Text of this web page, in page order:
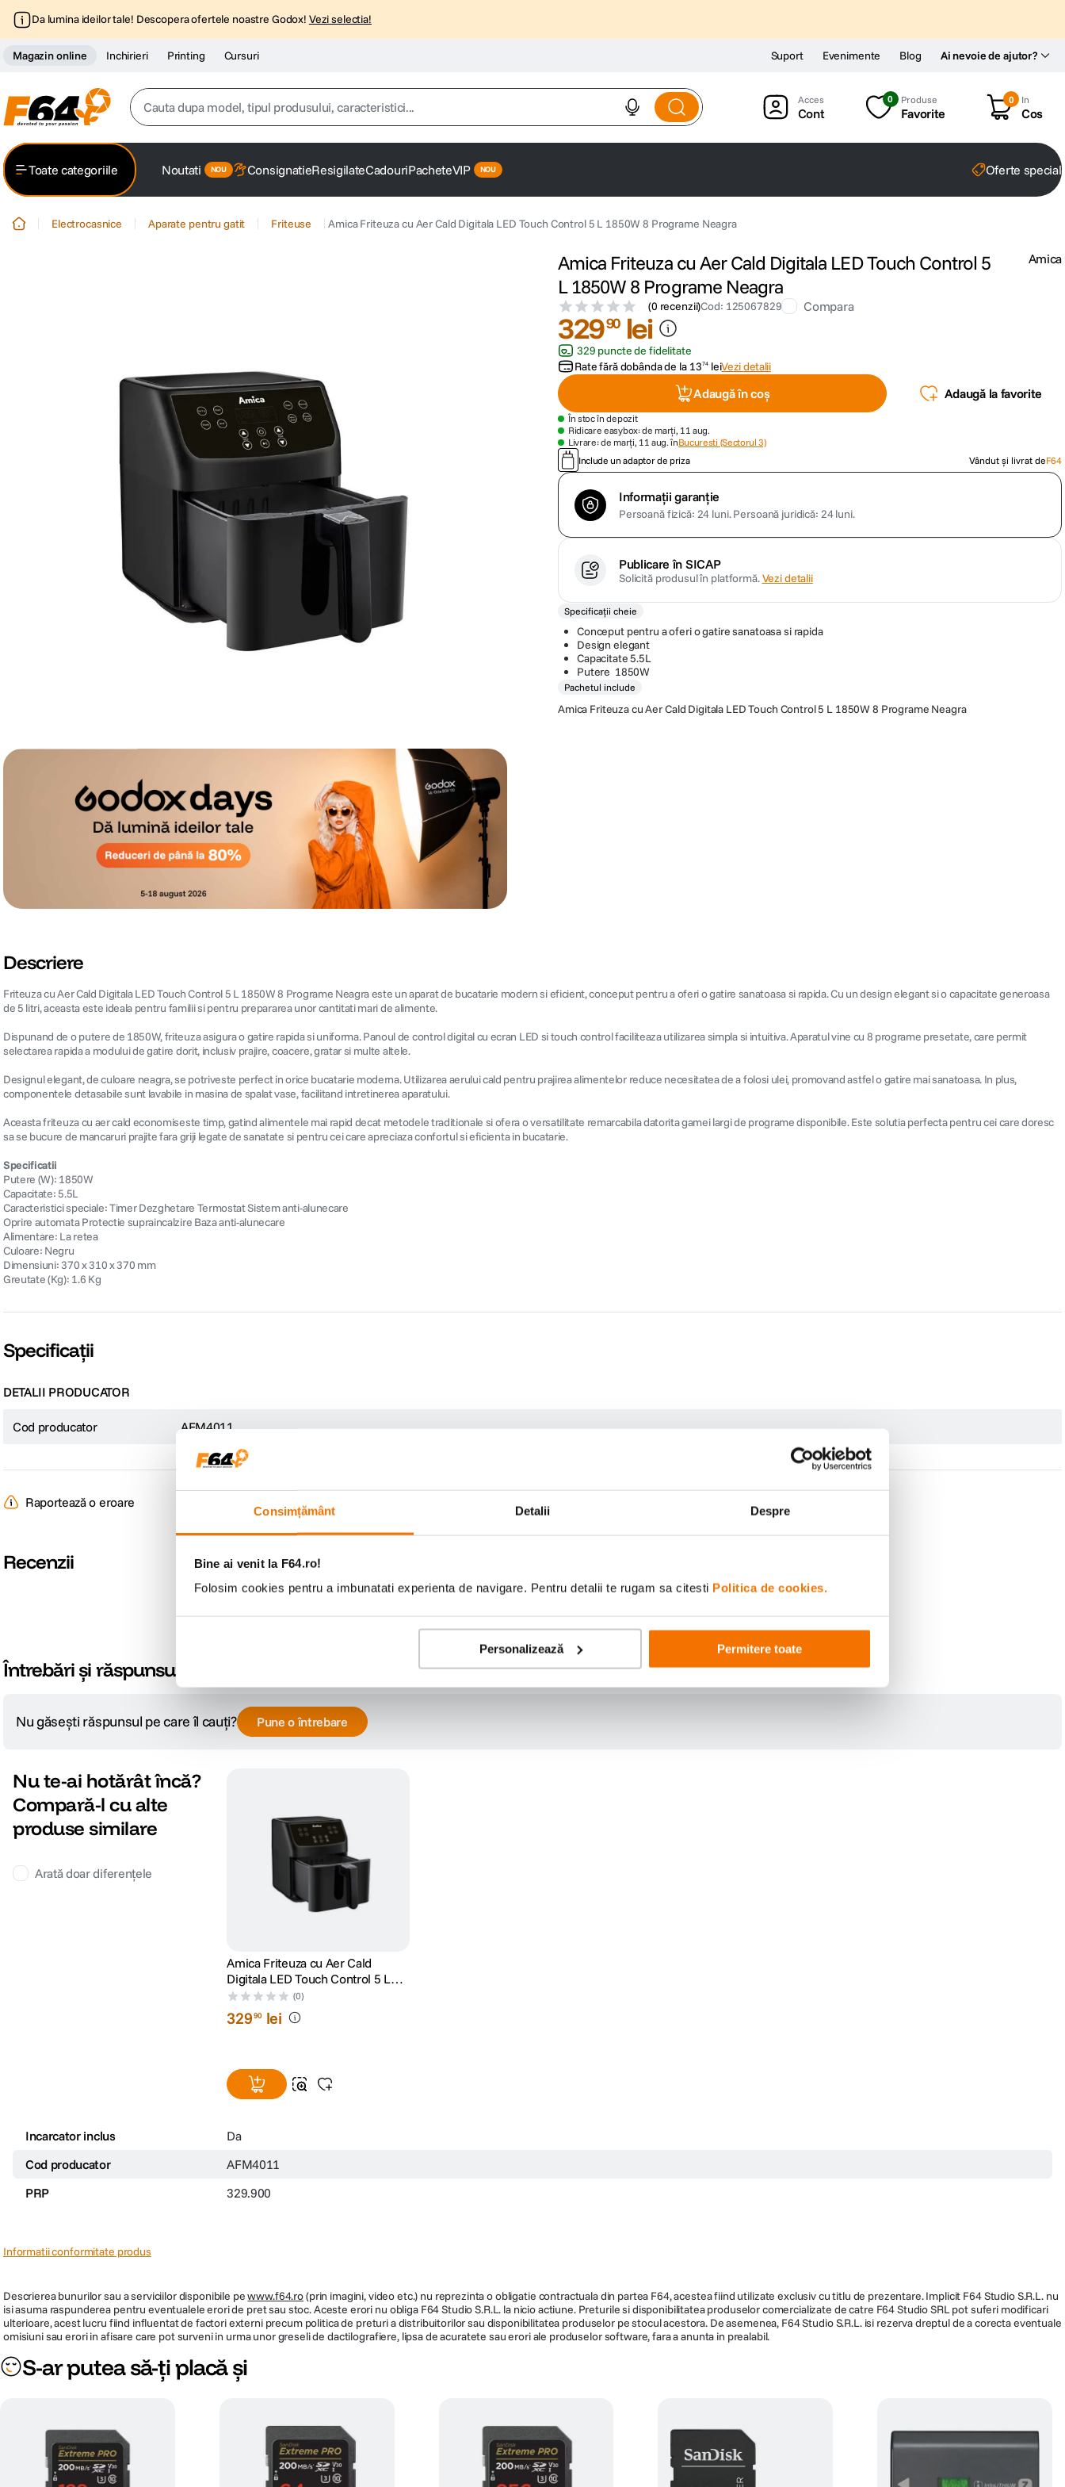
Consimțământ Detalii Despre
Bine ai venit la F64.ro!
Folosim cookies pentru a imbunatati experienta de navigare. Pentru detalii te rugam sa citesti Politica de cookies.
Personalizează Permitere toate
Da lumina ideilor tale! Descopera ofertele noastre Godox! Vezi selectia!
Magazin online Inchirieri Printing Cursuri Ai nevoie de ajutor?
Suport Evenimente Blog
Cauta dupa model, tipul produsului, caracteristici...
2. trepied
6 lavaliera
7 card memorie
ulanzi
insta 360
Cont
0 Produse
Favorite
0 In
Cos
Toate categoriile Noutati ConsignatieResigilateCadouriPacheteVIP Oferte
Electrocasnice Aparate pentru gatit Friteuse Amica Friteuza cu Aer Cald Digitala LED Touch Control 5 L 1850W 8 Programe Neagra
Amica Friteuza cu Aer Cald Digitala LED Touch Control 5
L 1850W 8 Programe Neagra
(0 recenzii)Cod: 125067829 Compara
Amica
32990 lei
329 puncte de fidelitate
Rate fără dobânda de la 1374 leiVezi detalii
Adaugă în coș Adaugă la favorite
În stoc în depozit
Ridicare easybox: de marți, 11 aug.
Livrare: de marți, 11 aug. înBucuresti (Sectorul 3)
Include un adaptor de priza
Vândut și livrat deF64
Informații garanție
Persoană fizică: 24 luni.Persoană juridică: 24 luni.
Publicare în SICAP
Solicită produsul în platformă.Vezi detalii
Specificații cheie
Conceput pentru a oferi o gatire sanatoasa si rapida
Design elegant
Capacitate 5.5L
Putere 1850W
Pachetul include
Amica Friteuza cu Aer Cald Digitala LED Touch Control 5 L 1850W 8 Programe Neagra
Descriere
Friteuza cu Aer Cald Digitala LED Touch Control 5 L 1850W 8 Programe Neagra este un aparat de bucatarie modern si eficient, conceput pentru a oferi o gatire sanatoasa si rapida. Cu un design elegant si o capacitate generoasa
de 5 litri, aceasta este ideala pentru familii si pentru prepararea unor cantitati mari de alimente.
Dispunand de o putere de 1850W, friteuza asigura o gatire rapida si uniforma. Panoul de control digital cu ecran LED si touch control faciliteaza utilizarea simpla si intuitiva. Aparatul vine cu 8 programe presetate, care permit
selectarea rapida a modului de gatire dorit, inclusiv prajire, coacere, gratar si multe altele.
Designul elegant, de culoare neagra, se potriveste perfect in orice bucatarie moderna. Utilizarea aerului cald pentru prajirea alimentelor reduce necesitatea de a folosi ulei, promovand astfel o gatire mai sanatoasa. In plus,
componentele detasabile sunt lavabile in masina de spalat vase, facilitand intretinerea aparatului.
Aceasta friteuza cu aer cald economiseste timp, gatind alimentele mai rapid decat metodele traditionale si ofera o versatilitate remarcabila datorita gamei largi de programe disponibile. Este solutia perfecta pentru cei care doresc
sa se bucure de mancaruri prajite fara griji legate de sanatate si pentru cei care apreciaza confortul si eficienta in bucatarie.
Specificatii
Putere (W): 1850W
Capacitate: 5.5L
Caracteristici speciale: Timer Dezghetare Termostat Sistem anti-alunecare
Oprire automata Protectie supraincalzire Baza anti-alunecare
Alimentare: La retea
Culoare: Negru
Dimensiuni: 370 x 310 x 370 mm
Greutate (Kg): 1.6 Kg
Specificații
DETALII PRODUCATOR
Cod producator AFM4011
Raportează o eroare
Recenzii
Întrebări și răspunsuri
Nu găsești răspunsul pe care îl cauți? Pune o întrebare
Nu te-ai hotărât încă?
Compară-l cu alte
produse similare
Arată doar diferențele
Amica Friteuza cu Aer Cald
Digitala LED Touch Control 5 L
1850W 8 Programe Neagra
(0)
32990 lei
Incarcator inclus
Da
Cod producator
AFM4011
PRP
329.900
Informatii conformitate produs
Descrierea bunurilor sau a serviciilor disponibile pewww.f64.ro(prin imagini, video etc.) nu reprezinta o obligatie contractuala din partea F64, acestea fiind utilizate exclusiv cu titlu de prezentare. Implicit F64 Studio S.R.L. nu
isi asuma raspunderea pentru eventualele erori de pret sau stoc. Aceste erori nu obliga F64 Studio S.R.L. la nicio actiune. Preturile si disponibilitatea produselor comercializate de catre F64 Studio SRL pot suferi modificari
ulterioare, acest lucru fiind influentat de factori externi precum politica de preturi a distribuitorilor sau disponibilitatea produselor pe stocul acestora. De asemenea, F64 Studio S.R.L. isi rezerva dreptul de a corecta eventuale
omisiuni sau erori in afisare care pot surveni in urma unor greseli de dactilografiere, lipsa de acuratete sau erori ale produselor software, fara a anunta in prealabil.
S-ar putea să-ți placă și